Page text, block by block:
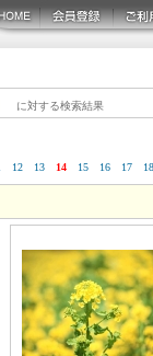
に対する検索結果
12 13 14 15 16 17 18